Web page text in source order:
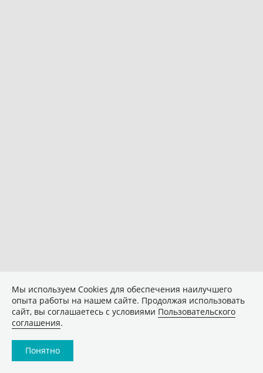
Мы используем Сookies для обеспечения наилучшего
опыта работы на нашем сайте. Продолжая использовать
сайт, вы соглашаетесь с условиями Пользовательского
соглашения.
Понятно